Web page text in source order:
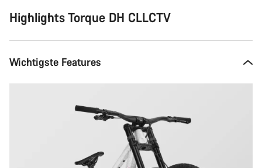
Highlights Torque DH CLLCTV
Wichtigste Features